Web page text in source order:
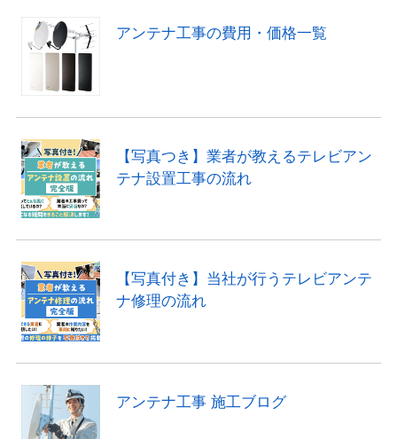
アンテナ工事の費用・価格一覧
【写真つき】業者が教えるテレビアン
テナ設置工事の流れ
【写真付き】当社が行うテレビアンテ
ナ修理の流れ
アンテナ工事 施工ブログ